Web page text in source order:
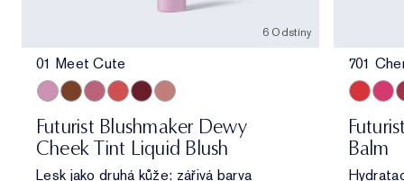
6 Odstíny
01 Meet Cute
Futurist Blushmaker Dewy
Cheek Tint Liquid Blush
Lesk jako druhá kůže: zářivá barva
701
Balm